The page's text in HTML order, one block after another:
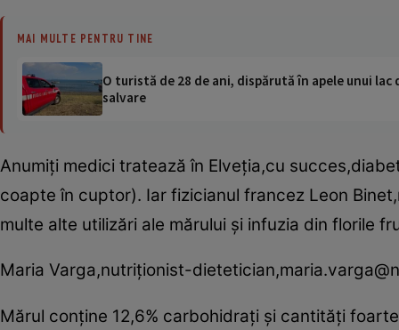
MAI MULTE PENTRU TINE
O turistă de 28 de ani, dispărută în apele unui
salvare
Anumiţi medici tratează în Elveţia,cu
coapte în cuptor). Iar fizicianul francez Leon
multe alte utilizări ale mărului şi infuzia din florile
Maria Varga,nutriţionist-
Mărul conţine 12,6% carbohidraţi şi cantităţi